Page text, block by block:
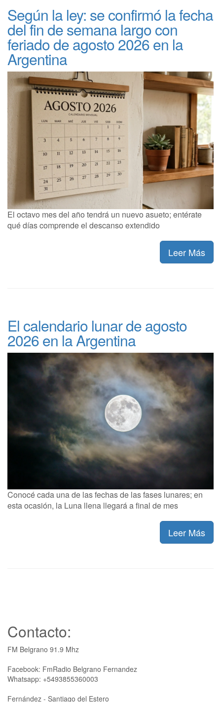
Según la ley: se confirmó la fecha
del fin de semana largo con
feriado de agosto 2026 en la
Argentina
El octavo mes del año tendrá un nuevo asueto; entérate
qué días comprende el descanso extendido
Leer Más
El calendario lunar de agosto
2026 en la Argentina
Conocé cada una de las fechas de las fases lunares; en
esta ocasión, la Luna llena llegará a final de mes
Leer Más
Contacto:
FM Belgrano 91.9 Mhz
Facebook: FmRadio Belgrano Fernandez
Whatsapp: +5493855360003
Fernández - Santiago del Estero